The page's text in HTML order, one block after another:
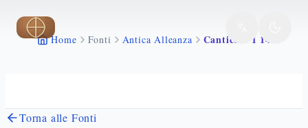
Vai al contenuto principale
Home Fonti Antica Alleanza Cantico 8 1 14
Torna alle Fonti